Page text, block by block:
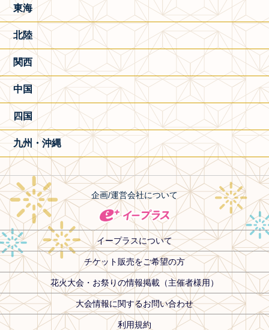
東海
北陸
関西
中国
四国
九州・沖縄
企画/運営会社について
イープラスについて
チケット販売をご希望の方
花火大会・お祭りの情報掲載（主催者様用）
大会情報に関するお問い合わせ
利用規約